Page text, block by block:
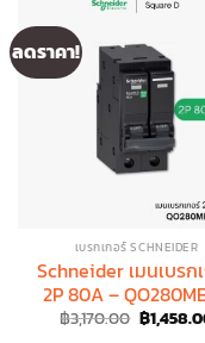
ลดราคา!
เบรกเกอร์ SCHNEIDER
Schneider เมนเบรก
2P 80A –
฿3,170.00 Original
price
฿